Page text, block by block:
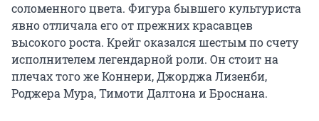
соломенного цвета. Фигура бывшего культуриста
явно отличала его от прежних красавцев
высокого роста. Крейг оказался шестым по счету
исполнителем легендарной роли. Он стоит на
плечах того же Коннери, Джорджа Лизенби,
Роджера Мура, Тимоти Далтона и Броснана.